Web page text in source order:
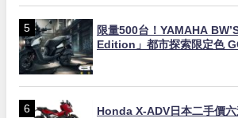
限量500台！YAMAHA
Edition」都市探索限定色
Honda X-ADV日本二手價